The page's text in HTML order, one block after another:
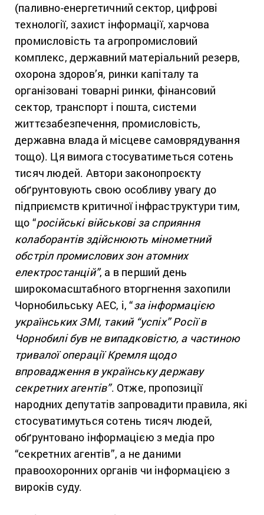
(паливно-енергетичний сектор, цифрові
технології, захист інформації, харчова
промисловість та агропромисловий
комплекс, державний матеріальний резерв,
охорона здоров’я, ринки капіталу та
організовані товарні ринки, фінансовий
сектор, транспорт і пошта, системи
життєзабезпечення, промисловість,
державна влада й місцеве самоврядування
тощо). Ця вимога стосуватиметься сотень
тисяч людей. Автори законопроєкту
обґрунтовують свою особливу увагу до
підприємств критичної інфраструктури тим,
що “російські військові за сприяння
колаборантів здійснюють мінометний
обстріл промислових зон атомних
електростанцій”, а в перший день
широкомасштабного вторгнення захопили
Чорнобильську АЕС, і, “за інформацією
українських ЗМІ, такий “успіх” Росії в
Чорнобилі був не випадковістю, а частиною
тривалої операції Кремля щодо
впровадження в українську державу
секретних агентів”. Отже, пропозиції
народних депутатів запровадити правила, які
стосуватимуться сотень тисяч людей,
обґрунтовано інформацією з медіа про
“секретних агентів”, а не даними
правоохоронних органів чи інформацією з
вироків суду.